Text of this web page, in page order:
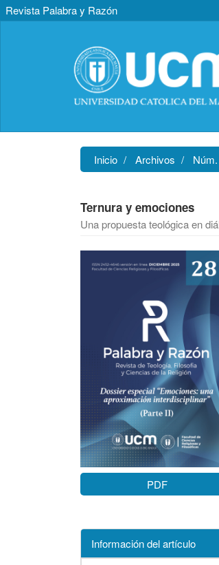
Revista Palabra y Razón
Inicio Archivos
Ternura y emociones
Una propuesta teológica en
Barra
lateral
PDF
Información del artículo